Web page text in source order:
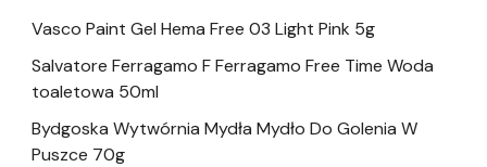
Vasco Paint Gel Hema Free 03 Light Pink 5g
Salvatore Ferragamo F Ferragamo Free Time Woda
toaletowa 50ml
Bydgoska Wytwórnia Mydła Mydło Do Golenia W
Puszce 70g